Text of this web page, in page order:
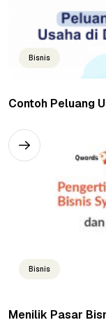
Bisnis
Contoh Peluang
Bisnis
Menilik Pasar